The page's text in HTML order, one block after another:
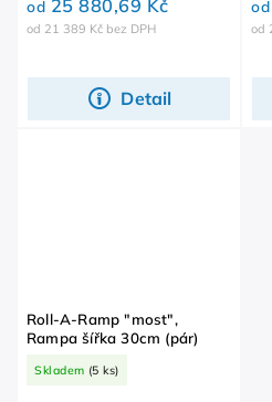
od 21 389 Kč bez DPH
od 25 880,69 Kč
Detail
od
od
Roll-A-Ramp "most",
Rampa šířka 30cm (pár)
Skladem (5 ks)